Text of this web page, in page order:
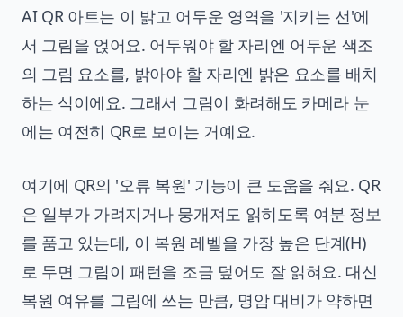
AI QR 아트는 이 밝고 어두운 영역을 '지키는 선'에
서 그림을 얹어요. 어두워야 할 자리엔 어두운 색조
의 그림 요소를, 밝아야 할 자리엔 밝은 요소를 배치
하는 식이에요. 그래서 그림이 화려해도 카메라 눈
에는 여전히 QR로 보이는 거예요.
여기에 QR의 '오류 복원' 기능이 큰 도움을 줘요. QR
은 일부가 가려지거나 뭉개져도 읽히도록 여분 정보
를 품고 있는데, 이 복원 레벨을 가장 높은 단계(H)
로 두면 그림이 패턴을 조금 덮어도 잘 읽혀요. 대신
복원 여유를 그림에 쓰는 만큼, 명암 대비가 약하면